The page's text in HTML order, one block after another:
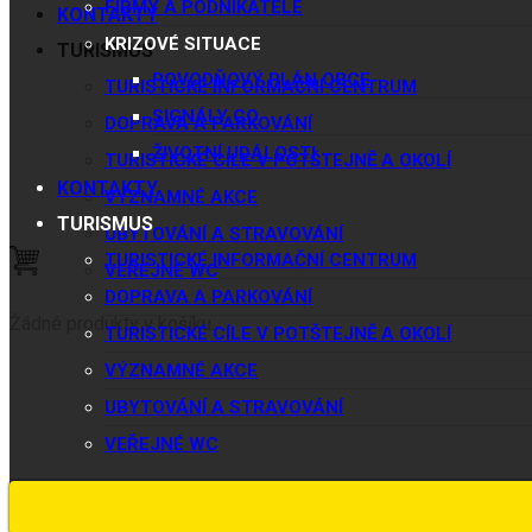
KONTAKTY
TURISMUS
TURISTICKÉ INFORMAČNÍ CENTRUM
DOPRAVA A PARKOVÁNÍ
TURISTICKÉ CÍLE V POTŠTEJNĚ A OKOLÍ
VÝZNAMNÉ AKCE
UBYTOVÁNÍ A STRAVOVÁNÍ
VEŘEJNÉ WC
Žádné produkty v košíku.
FIRMY A PODNIKATELÉ
KRIZOVÉ SITUACE
POVODŇOVÝ PLÁN OBCE
SIGNÁLY CO
ŽIVOTNÍ UDÁLOSTI
KONTAKTY
TURISMUS
TURISTICKÉ INFORMAČNÍ CENTRUM
DOPRAVA A PARKOVÁNÍ
TURISTICKÉ CÍLE V POTŠTEJNĚ A OKOLÍ
VÝZNAMNÉ AKCE
UBYTOVÁNÍ A STRAVOVÁNÍ
VEŘEJNÉ WC